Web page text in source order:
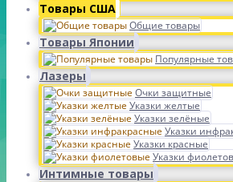
Товары США
Общие товары
Товары Японии
Популярные
Лазеры
Очки защитные
Указки желтые
Указки зелёные
Указки
Указки красные
Указки
Интимные товары